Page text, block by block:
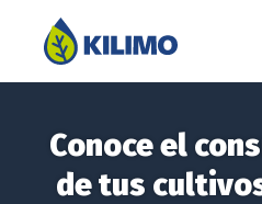
Conoce el
de tus